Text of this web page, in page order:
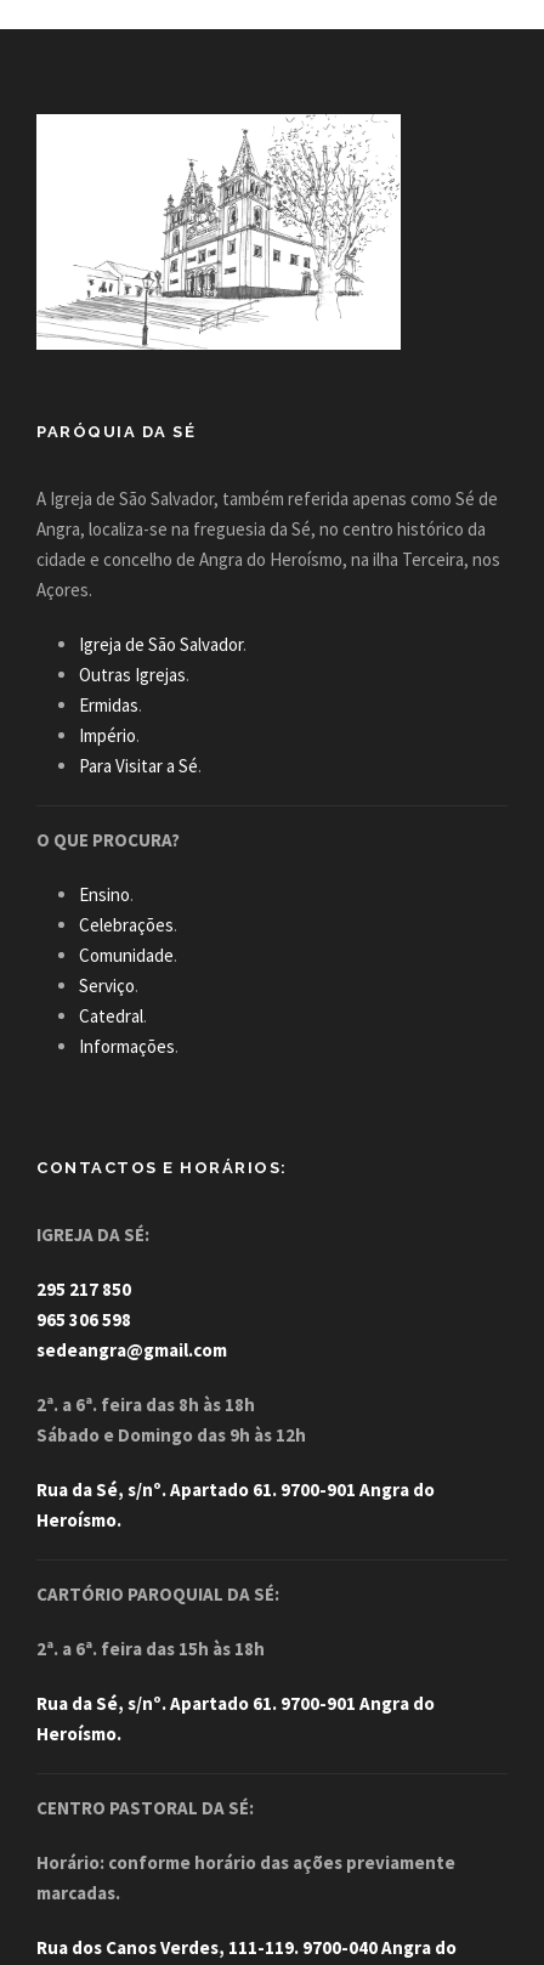
PARÓQUIA DA SÉ
A Igreja de São Salvador, também referida apenas como Sé de
Angra, localiza-se na freguesia da Sé, no centro histórico da
cidade e concelho de Angra do Heroísmo, na ilha Terceira, nos
Açores.
Igreja de São Salvador.
Outras Igrejas.
Ermidas.
Império.
Para Visitar a Sé.
O QUE PROCURA?
Ensino.
Celebrações.
Comunidade.
Serviço.
Catedral.
Informações.
CONTACTOS E HORÁRIOS:
IGREJA DA SÉ:
295 217 850
965 306 598
sedeangra@gmail.com
2ª. a 6ª. feira das 8h às 18h
Sábado e Domingo das 9h às 12h
Rua da Sé, s/nº. Apartado 61. 9700-901 Angra do
Heroísmo.
CARTÓRIO PAROQUIAL DA SÉ:
2ª. a 6ª. feira das 15h às 18h
Rua da Sé, s/nº. Apartado 61. 9700-901 Angra do
Heroísmo.
CENTRO PASTORAL DA SÉ:
Horário: conforme horário das ações previamente
marcadas.
Rua dos Canos Verdes, 111-119. 9700-040 Angra do